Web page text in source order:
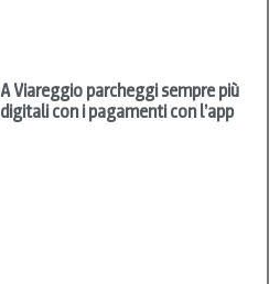
A Viareggio parcheggi sempre più
digitali con i pagamenti con l’app